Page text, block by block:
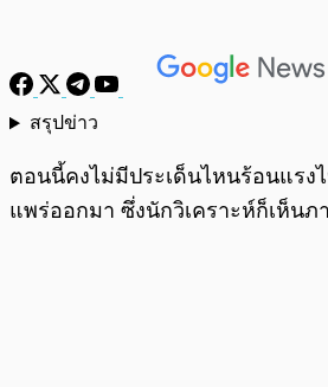
สรุปข่าว
ตอนนี้คงไม่มีประเด็นไหนร้อนแรง
แพร่ออกมา ซึ่งนักวิเคราะห์ก็เห็น